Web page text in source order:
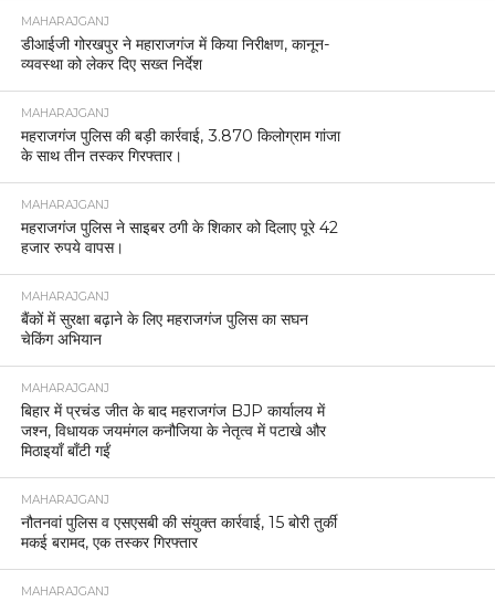
MAHARAJGANJ
डीआईजी गोरखपुर ने महाराजगंज में किया निरीक्षण, कानून-
व्यवस्था को लेकर दिए सख्त निर्देश
MAHARAJGANJ
महराजगंज पुलिस की बड़ी कार्रवाई, 3.870 किलोग्राम गांजा
के साथ तीन तस्कर गिरफ्तार।
MAHARAJGANJ
महराजगंज पुलिस ने साइबर ठगी के शिकार को दिलाए पूरे 42
हजार रुपये वापस।
MAHARAJGANJ
बैंकों में सुरक्षा बढ़ाने के लिए महराजगंज पुलिस का सघन
चेकिंग अभियान
MAHARAJGANJ
बिहार में प्रचंड जीत के बाद महराजगंज BJP कार्यालय में
जश्न, विधायक जयमंगल कनौजिया के नेतृत्व में पटाखे और
मिठाइयाँ बाँटी गईं
MAHARAJGANJ
नौतनवां पुलिस व एसएसबी की संयुक्त कार्रवाई, 15 बोरी तुर्की
मकई बरामद, एक तस्कर गिरफ्तार
MAHARAJGANJ